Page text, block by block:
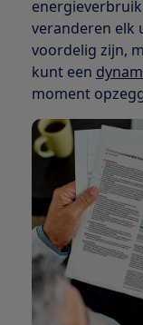
veranderen elk
voordelig zijn,
kunt een
moment